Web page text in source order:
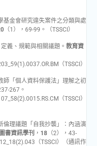
金會研究違失案件之分類與處
（1），69-99。（TSSCI）
義、規範與相關議題。 教育資
（TSSCI）
師「個人資料保護法」理解之初
267。
（TSSCI）
理議題「自我抄襲」：內涵演
圖書資訊學刊 ， 18（2），43-
（TSSCI）（通訊作